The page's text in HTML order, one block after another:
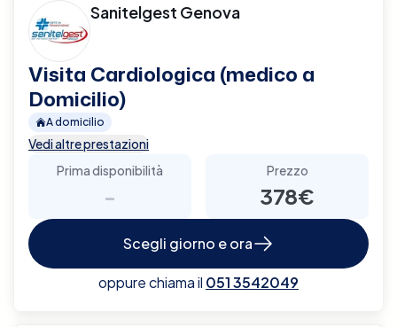
Sanitelgest Genova
Visita Cardiologica (medico a
Domicilio)
A domicilio
Vedi altre prestazioni
Prima disponibilità
-
Prezzo
378€
Scegli giorno e ora
oppure chiama il 051 3542049